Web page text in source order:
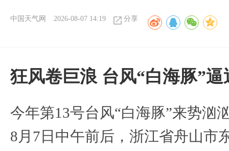
中国天气网 2026-08-07 14:19 分享
狂风卷巨浪 台风“白海豚”
今年第13号台风“白海豚”来势汹
8月7日中午前后，浙江省舟山市